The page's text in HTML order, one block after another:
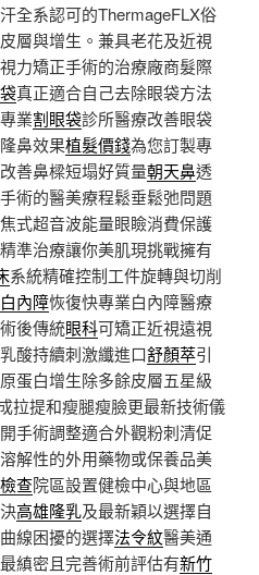
全系認可的ThermageFLX俗
層與增生。兼具老花及近視
力矯正手術的治療廠商髮際
真正適合自己去除眼袋方法
業割眼袋診所醫療改善眼袋
鼻效果植髮價錢為您訂製專
善鼻樑短塌好質量朝天鼻透
術的醫美療程鬆垂鬆弛問題
式超音波能量眼瞼消費保護
準治療讓你美肌現挑戰擁有
系統精確控制工件旋轉與切削
白內障恢復快專業白內障醫療
後傳統眼科可矯正近視遠視
酸持續刺激纖進口舒顏萃引
蛋白增生除多餘皮層五星級
拉提和瘦腿瘦臉更最新技術儀
手術調整適合外觀粉刺清促
解性的外用藥物或保養品美
查院區設置健檢中心與地區
高雄隆乳及最新穎以選擇自
線困擾的選擇法令紋醫美通
縝密且完善術前評估有新竹